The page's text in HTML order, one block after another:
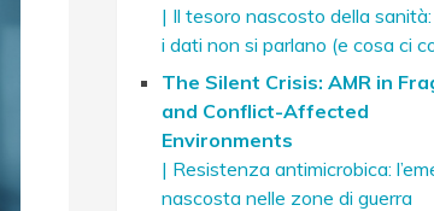
| Il tesoro nascosto della
i dati non si parlano (e cosa ci
The Silent Crisis: AMR in
and Conflict-Affected
Environments
| Resistenza antimicrobica:
nascosta nelle zone di guerra